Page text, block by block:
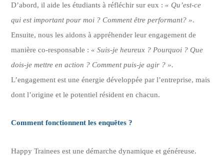
D’abord, il aide les étudiants à réfléchir sur eux : « Qu’est-ce
qui est important pour moi ? Comment être performant? ».
Ensuite, nous les aidons à appréhender leur engagement de
manière co-responsable : « Suis-je heureux ? Pourquoi ? Que
dois-je mettre en action ? Comment puis-je agir ? ».
L’engagement est une énergie développée par l’entreprise, mais
dont l’origine et le potentiel résident en chacun.
Comment fonctionnent les enquêtes ?
Happy Trainees est une démarche dynamique et généreuse.